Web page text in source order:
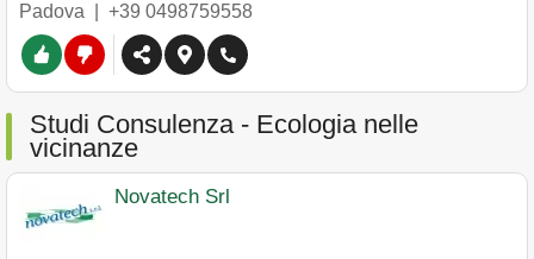
Padova
+39 0498759558
Studi Consulenza - Ecologia nelle
vicinanze
Novatech Srl